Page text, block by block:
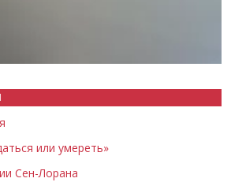
или умереть»
Сен-Лорана